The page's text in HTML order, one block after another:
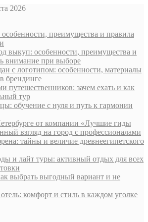
2026
преимущества и правила
выкуп: особенности, преимущества и
внимание при выборе
с логотипом: особенности, материалы
брендинге
путешественников: зачем ехать и как
тур
обучение с нуля и путь к гармонии
от компании «Лучшие гиды
взгляд на город с профессионалами
тайны и величие древнеегипетского
и лайт туры: активный отдых для всех
выбрать выгодный вариант и не
комфорт и стиль в каждом уголке